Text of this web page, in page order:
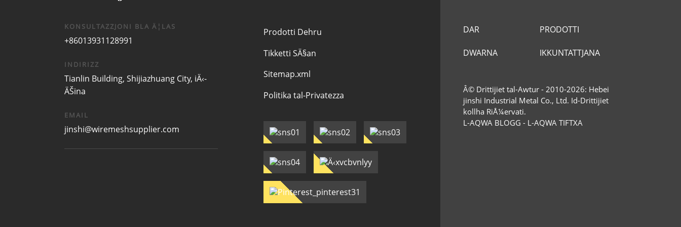
KONSULTAZZJONI BLA Ä¦LAS
+86013931128991
INDIRIZZ
Tianlin Building, Shijiazhuang City, iÄ‹-
ÄŠina
EMAIL
jinshi@wiremeshsupplier.com
Prodotti Dehru
Tikketti SÄ§an
Sitemap.xml
Politika tal-Privatezza
DAR PRODOTTI
DWARNA IKKUNTATTJANA
Â© Drittijiet tal-Awtur - 2010-2026: Hebei
jinshi Industrial Metal Co., Ltd. Id-Drittijiet
kollha RiÅ¼ervati.
L-AQWA BLOGG - L-AQWA TIFTXA